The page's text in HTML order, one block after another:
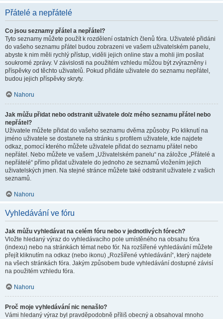
Přátelé a nepřátelé
Co jsou seznamy přátel a nepřátel?
Tyto seznamy můžete použít k rozdělení ostatních členů fóra. Uživatelé přidáni
do vašeho seznamu přátel budou zobrazeni ve vašem uživatelském panelu,
abyste k nim měli rychlý přístup, viděli jejich online stav a mohli jim posílat
soukromé zprávy. V závislosti na použitém vzhledu můžou být zvýrazněny i
příspěvky od těchto uživatelů. Pokud přidáte uživatele do seznamu nepřátel,
budou jejich příspěvky skryty.
Nahoru
Jak můžu přidat nebo odstranit uživatele do/z mého seznamu přátel nebo
nepřátel?
Uživatele můžete přidat do vašeho seznamu dvěma způsoby. Po kliknutí na
jméno uživatele se dostanete na stránku s profilem uživatele, kde najdete
odkaz, pomocí kterého můžete uživatele přidat do seznamu přátel nebo
nepřátel. Nebo můžete ve vašem „Uživatelském panelu“ na záložce „Přátelé a
nepřátelé“ přímo přidat uživatele do jednoho ze seznamů vložením jejich
uživatelských jmen. Na stejné stránce můžete také odstranit uživatele z vašich
seznamů.
Nahoru
Vyhledávání ve fóru
Jak můžu vyhledávat na celém fóru nebo v jednotlivých fórech?
Vložte hledaný výraz do vyhledávacího pole umístěného na obsahu fóra
(indexu) nebo na stránkách témat nebo fór. Na rozšířené vyhledávání můžete
přejít kliknutím na odkaz (nebo ikonu) „Rozšířené vyhledávání“, který najdete
na všech stránkách fóra. Jakým způsobem bude vyhledávání dostupné závisí
na použitém vzhledu fóra.
Nahoru
Proč moje vyhledávání nic nenašlo?
Vámi hledaný výraz byl pravděpodobně příliš obecný a obsahoval mnoho